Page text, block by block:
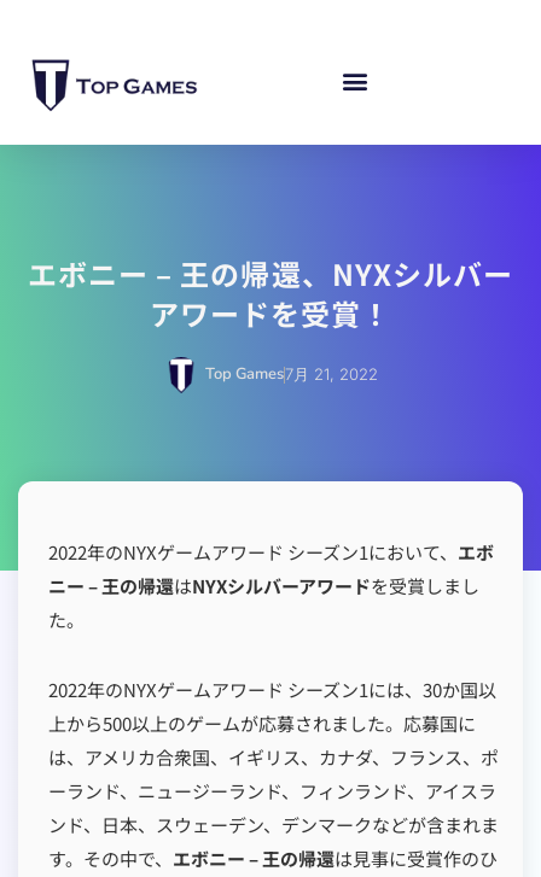
エボニー – 王の帰還、NYXシルバー
アワードを受賞！
Top Games7月 21, 2022
2022年のNYXゲームアワード シーズン1において、 エボ
ニー – 王の帰還はNYXシルバーアワードを受賞しまし
た。
2022年のNYXゲームアワード シーズン1には、30か国以
上から500以上のゲームが応募されました。応募国に
は、アメリカ合衆国、イギリス、カナダ、フランス、ポ
ーランド、ニュージーランド、フィンランド、アイスラ
ンド、日本、スウェーデン、デンマークなどが含まれま
す。その中で、 エボニー – 王の帰還は見事に受賞作のひ